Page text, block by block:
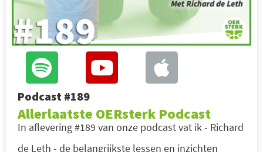
Podcast #189
Allerlaatste OERsterk Podcast
In aflevering #189 van onze podcast vat ik - Richard
de Leth - de belangrijkste lessen en inzichten